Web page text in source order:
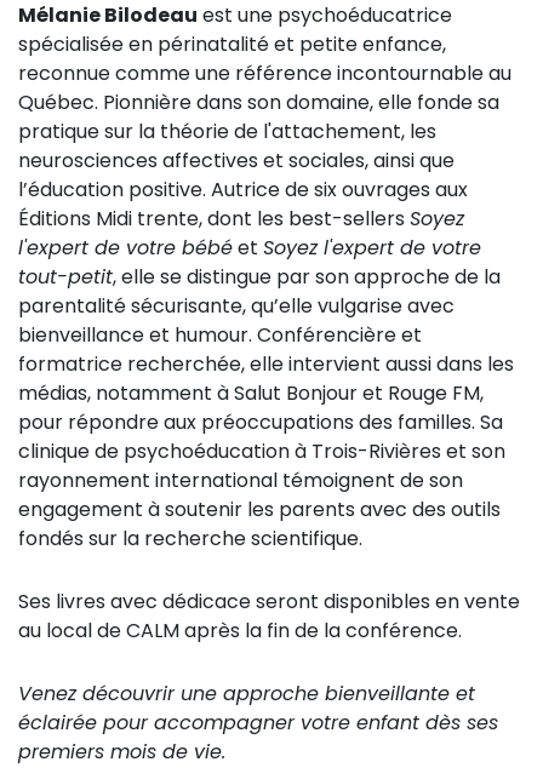
Mélanie Bilodeau est une psychoéducatrice
spécialisée en périnatalité et petite enfance,
reconnue comme une référence incontournable au
Québec. Pionnière dans son domaine, elle fonde sa
pratique sur la théorie de l'attachement, les
neurosciences affectives et sociales, ainsi que
l’éducation positive. Autrice de six ouvrages aux
Éditions Midi trente, dont les best-sellers Soyez
l'expert de votre bébéet Soyez l'expert de votre
tout-petit, elle se distingue par son approche de la
parentalité sécurisante, qu’elle vulgarise avec
bienveillance et humour. Conférencière et
formatrice recherchée, elle intervient aussi dans les
médias, notamment à Salut Bonjour et Rouge FM,
pour répondre aux préoccupations des familles. Sa
clinique de psychoéducation à Trois-Rivières et son
rayonnement international témoignent de son
engagement à soutenir les parents avec des outils
fondés sur la recherche scientifique.
Ses livres avec dédicace seront disponibles en vente
au local de CALM après la fin de la conférence.
Venez découvrir une approche bienveillante et
éclairée pour accompagner votre enfant dès ses
premiers mois de vie.